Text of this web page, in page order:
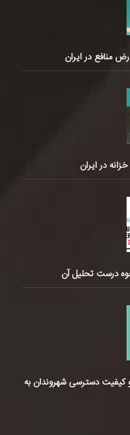
در ایران
درست تحلیل آن
دسترسی شهروندان به